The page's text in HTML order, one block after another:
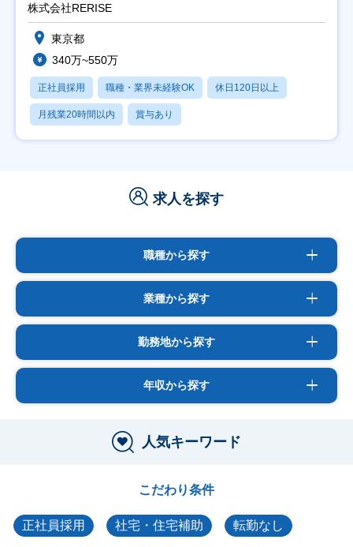
株式会社RERISE
東京都
340万~550万
正社員採用 職種・業界未経験OK 休日120日以上
月残業20時間以内 賞与あり
求人を探す
職種から探す
業種から探す
勤務地から探す
年収から探す
人気キーワード
こだわり条件
正社員採用 社宅・住宅補助 転勤なし